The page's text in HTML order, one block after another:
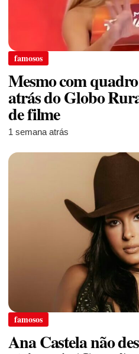
famosos
Mesmo com
atrás do Globo
de filme
1 semana atrás
famosos
Ana Castela não